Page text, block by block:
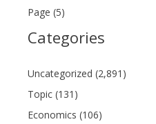
Page (5)
Categories
Uncategorized (2,891)
Topic (131)
Economics (106)